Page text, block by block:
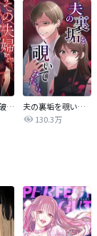
その夫婦を破滅させるまで
夫の裏垢を覗いてみたら
130.3万